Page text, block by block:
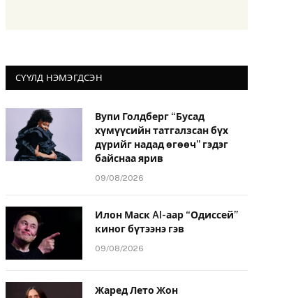
СҮҮЛД НЭМЭГДСЭН
Вупи Голдберг “Бусад
хүмүүсийн татгалзсан бүх
дүрийг надад өгөөч” гэдэг
байснаа ярив
09/08/2026
Илон Маск AI-аар “Одиссей”
киног бүтээнэ гэв
09/08/2026
Жаред Лето Жон